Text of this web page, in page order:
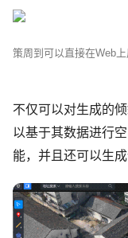
策周到可以直接在Web
不仅可以对生成的
以基于其数据进行
能，并且还可以生